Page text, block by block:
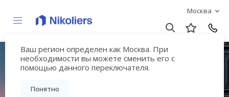
Москва
Ваш регион определен как Москва. При
необходимости вы можете сменить его с
помощью данного переключателя.
Понятно
ЖК «ДЖОЙС»
Вернуться на страницу жилого комплекса